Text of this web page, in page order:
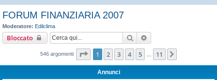
FORUM FINANZIARIA 2007
Moderatore: Edilclima
Bloccato Cerca
546 argomenti Pagina di 11
1 2 3 4 5 11
Annunci